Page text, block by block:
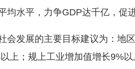
均水平，力争GDP达千亿，促
发展的主要目标建议为：地区
上；规上工业增加值增长9%